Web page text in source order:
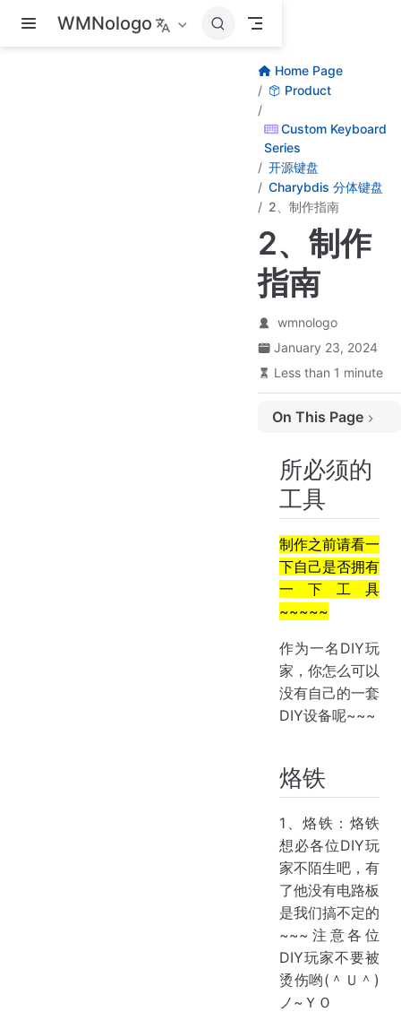
Skip to main content
WMNologo
Home Page
Product
Custom Keyboard
Series
开源键盘
Charybdis 分体键盘
2、制作指南
2、制作
指南
wmnologo
January 23, 2024
Less than 1 minute
On This Page
烙铁
焊锡
镊子
螺丝刀、剪钳
吸锡枪
万能表
所必须的
工具
制作之前请看一
下自己是否拥有
一下工具
~~~~~
作为一名DIY玩
家，你怎么可以
没有自己的一套
DIY设备呢~~~
烙铁
1、烙铁：烙铁
想必各位DIY玩
家不陌生吧，有
了他没有电路板
是我们搞不定的
~~~注意各位
DIY玩家不要被
烫伤哟(＾Ｕ＾)
ノ~ＹＯ